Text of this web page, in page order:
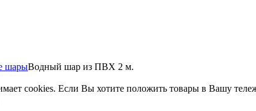
шарыВодный шар из ПВХ 2 м.
cookies. Если Вы хотите положить товары в Вашу